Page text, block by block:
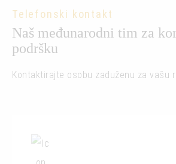
Telefonski kontakt
Naš međunarodni tim za
podršku
Kontaktirajte osobu zaduženu za vašu